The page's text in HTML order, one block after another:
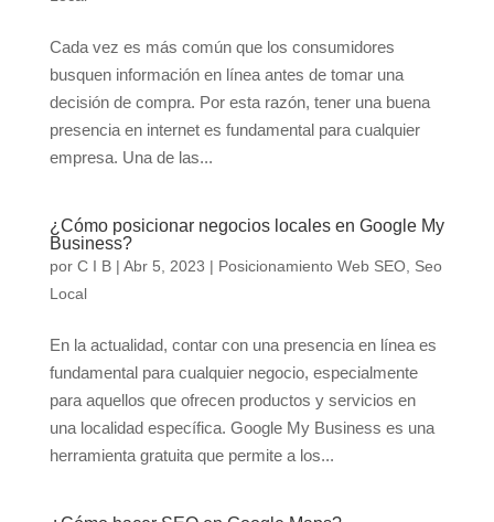
Cada vez es más común que los consumidores
busquen información en línea antes de tomar una
decisión de compra. Por esta razón, tener una buena
presencia en internet es fundamental para cualquier
empresa. Una de las...
¿Cómo posicionar negocios locales en Google My
Business?
por C I B| Abr 5, 2023 | Posicionamiento Web SEO, Seo
Local
En la actualidad, contar con una presencia en línea es
fundamental para cualquier negocio, especialmente
para aquellos que ofrecen productos y servicios en
una localidad específica. Google My Business es una
herramienta gratuita que permite a los...